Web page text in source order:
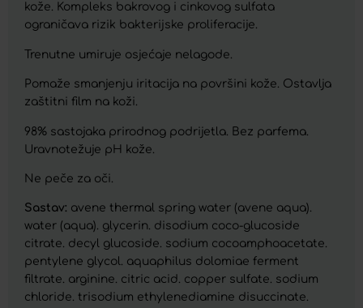
kože. Kompleks bakrovog i cinkovog sulfata
ograničava rizik bakterijske proliferacije.
Trenutne umiruje osjećaje nelagode.
Pomaže smanjenju iritacija na površini kože. Ostavlja
zaštitni film na koži.
98% sastojaka prirodnog podrijetla. Bez parfema.
Uravnotežuje pH kože.
Ne peče za oči.
Sastav: avene thermal spring water (avene aqua).
water (aqua). glycerin. disodium coco-glucoside
citrate. decyl glucoside. sodium cocoamphoacetate.
pentylene glycol. aquaphilus dolomiae ferment
filtrate. arginine. citric acid. copper sulfate. sodium
chloride. trisodium ethylenediamine disuccinate.